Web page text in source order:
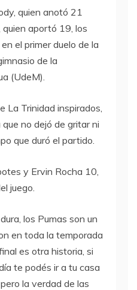
quien anotó 21
aportó 19, los
el primer duelo de la
de la
(UdeM).
La Trinidad inspirados,
no dejó de gritar ni
que duró el partido.
y Ervin Rocha 10,
juego.
los Pumas son un
en toda la temporada
es otra historia, si
te podés ir a tu casa
la verdad de las